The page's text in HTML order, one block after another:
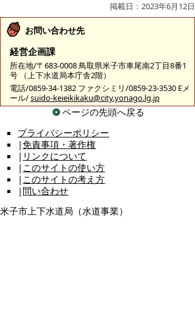
掲載日：2023年6月12日
お問い合わせ先
経営企画課
所在地/〒683-0008 鳥取県米子市車尾南2丁目8番1
号 （上下水道局本庁舎2階）
電話/0859-34-1382 ファクシミリ/0859-23-3530 Eメ
ール/suido-keieikikaku@city.yonago.lg.jp
ページの先頭へ戻る
プライバシーポリシー
|免責事項・著作権
| リンクについて
| このサイトの使い方
| このサイトの考え方
| 問い合わせ
米子市上下水道局（水道事業）